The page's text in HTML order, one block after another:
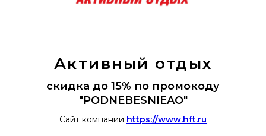
Активный отдых
скидка до 15% по промокоду
"PODNEBESNIEAO"
Сайт компании https://www.hft.ru